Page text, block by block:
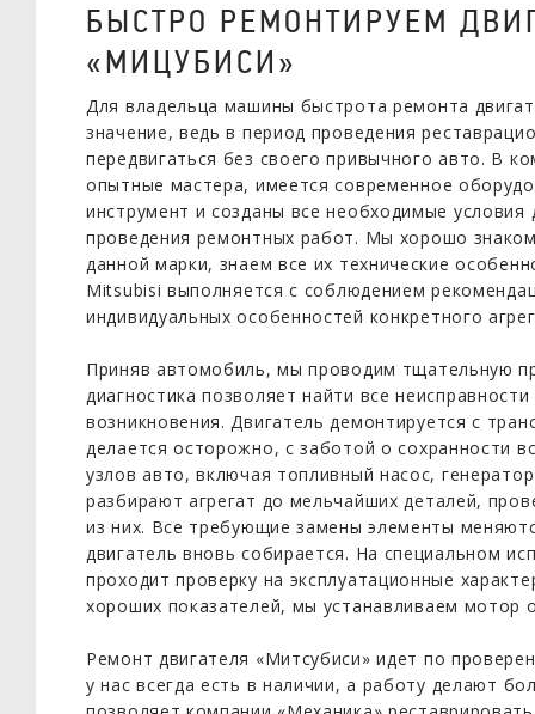
БЫСТРО РЕМОНТИРУЕМ
«МИЦУБИСИ»
Для владельца машины быстрота ремонта
значение, ведь в период проведения
передвигаться без своего привычного авто. В
опытные мастера, имеется современное
инструмент и созданы все необходимые
проведения ремонтных работ. Мы хорошо
данной марки, знаем все их технические
Mitsubisi выполняется с соблюдением
индивидуальных особенностей конкретного
Приняв автомобиль, мы проводим тщательную
диагностика позволяет найти все
возникновения. Двигатель демонтируется с
делается осторожно, с заботой о сохранности
узлов авто, включая топливный насос,
разбирают агрегат до мельчайших деталей,
из них. Все требующие замены элементы
двигатель вновь собирается. На специальном
проходит проверку на эксплуатационные
хороших показателей, мы устанавливаем мотор
Ремонт двигателя «Митсубиси» идет по
у нас всегда есть в наличии, а работу делают